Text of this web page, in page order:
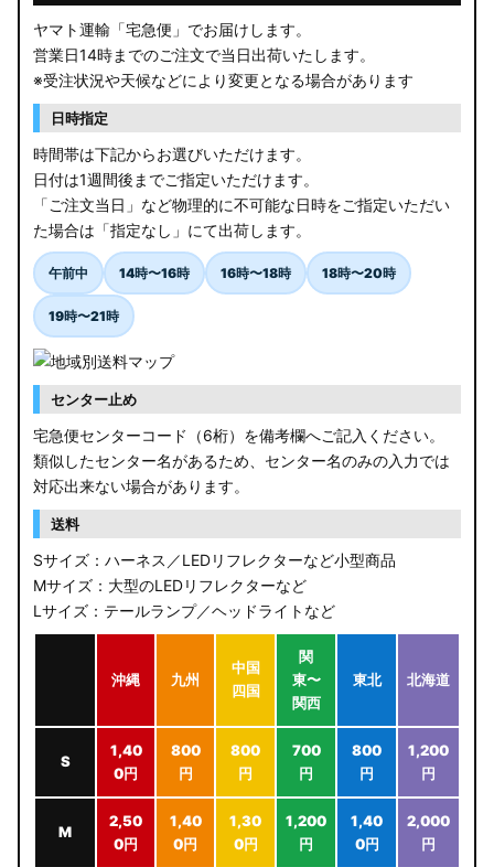
ヤマト運輸「宅急便」でお届けします。
営業日14時までのご注文で当日出荷いたします。
※受注状況や天候などにより変更となる場合があります
日時指定
時間帯は下記からお選びいただけます。
日付は1週間後までご指定いただけます。
「ご注文当日」など物理的に不可能な日時をご指定いただい
た場合は「指定なし」にて出荷します。
午前中 14時〜16時 16時〜18時 18時〜20時
19時〜21時
センター止め
宅急便センターコード（6桁）を備考欄へご記入ください。
類似したセンター名があるため、センター名のみの入力では
対応出来ない場合があります。
送料
Sサイズ：ハーネス／LEDリフレクターなど小型商品
Mサイズ：大型のLEDリフレクターなど
Lサイズ：テールランプ／ヘッドライトなど
沖縄 九州
中国
四国
関
東〜
関西
東北 北海道
S
1,40
0円
800
円
800
円
700
円
800
円
1,200
円
M
2,50
0円
1,40
0円
1,30
0円
1,200
円
1,40
0円
2,000
円